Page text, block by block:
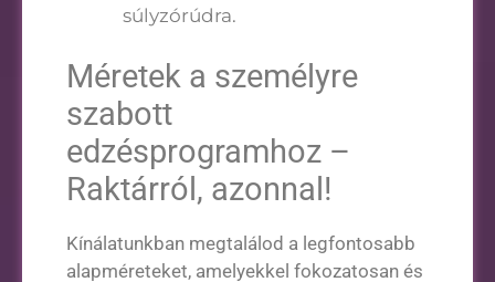
súlyzórúdra.
Méretek a személyre
szabott
edzésprogramhoz –
Raktárról, azonnal!
Kínálatunkban megtalálod a legfontosabb
alapméreteket, amelyekkel fokozatosan és